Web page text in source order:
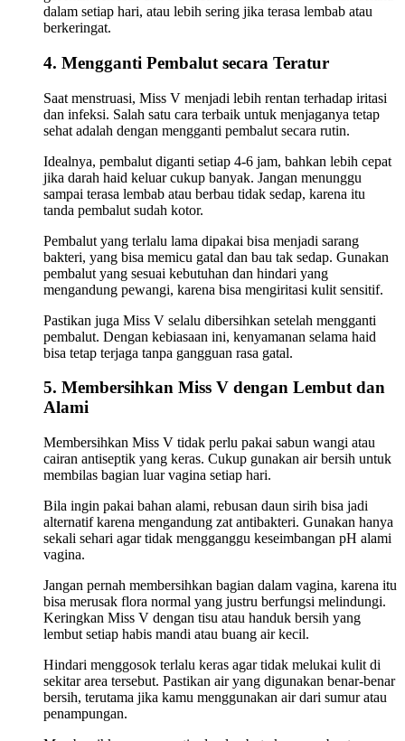
dalam setiap hari, atau lebih sering jika terasa lembab atau
berkeringat.
4. Mengganti Pembalut secara Teratur
Saat menstruasi, Miss V menjadi lebih rentan terhadap iritasi
dan infeksi. Salah satu cara terbaik untuk menjaganya tetap
sehat adalah dengan mengganti pembalut secara rutin.
Idealnya, pembalut diganti setiap 4-6 jam, bahkan lebih cepat
jika darah haid keluar cukup banyak. Jangan menunggu
sampai terasa lembab atau berbau tidak sedap, karena itu
tanda pembalut sudah kotor.
Pembalut yang terlalu lama dipakai bisa menjadi sarang
bakteri, yang bisa memicu gatal dan bau tak sedap. Gunakan
pembalut yang sesuai kebutuhan dan hindari yang
mengandung pewangi, karena bisa mengiritasi kulit sensitif.
Pastikan juga Miss V selalu dibersihkan setelah mengganti
pembalut. Dengan kebiasaan ini, kenyamanan selama haid
bisa tetap terjaga tanpa gangguan rasa gatal.
5. Membersihkan Miss V dengan Lembut dan
Alami
Membersihkan Miss V tidak perlu pakai sabun wangi atau
cairan antiseptik yang keras. Cukup gunakan air bersih untuk
membilas bagian luar vagina setiap hari.
Bila ingin pakai bahan alami, rebusan daun sirih bisa jadi
alternatif karena mengandung zat antibakteri. Gunakan hanya
sekali sehari agar tidak mengganggu keseimbangan pH alami
vagina.
Jangan pernah membersihkan bagian dalam vagina, karena itu
bisa merusak flora normal yang justru berfungsi melindungi.
Keringkan Miss V dengan tisu atau handuk bersih yang
lembut setiap habis mandi atau buang air kecil.
Hindari menggosok terlalu keras agar tidak melukai kulit di
sekitar area tersebut. Pastikan air yang digunakan benar-benar
bersih, terutama jika kamu menggunakan air dari sumur atau
penampungan.